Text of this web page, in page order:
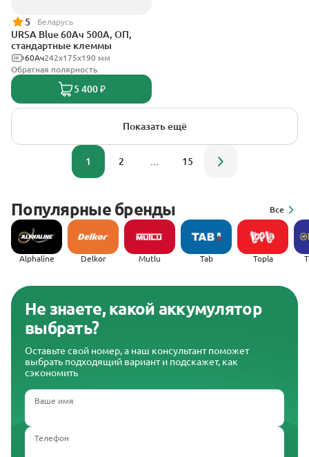
5 Беларусь
URSA Blue 60Ач 500А, ОП,
стандартные клеммы
242х175х190 мм
60Ач
Обратная полярность
5 400 ₽
Показать ещё
1 2 15
Популярные бренды Все
Alphaline Delkor Mutlu Tab Topla
Не знаете, какой аккумулятор
выбрать?
Оставьте свой номер, а наш консультант поможет
выбрать подходящий вариант и подскажет, как
сэкономить
Ваше имя
Телефон